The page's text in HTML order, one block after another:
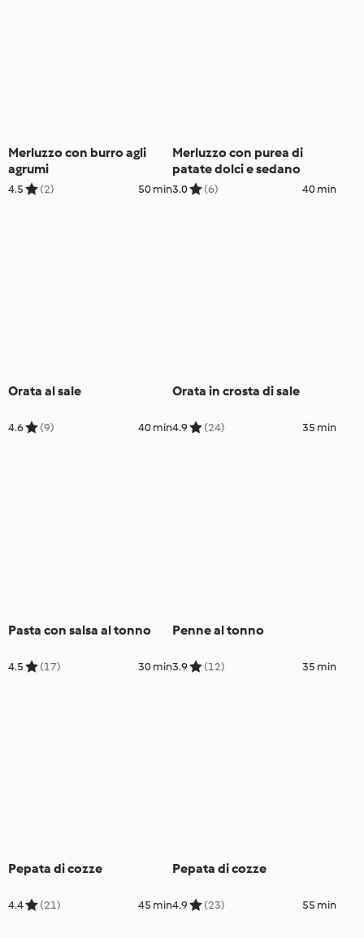
Merluzzo con burro agli
agrumi
4.5 (2) 50 min
Merluzzo con purea di
patate dolci e sedano
3.0 (6) 40 min
Orata al sale
4.6 (9) 40 min
Orata in crosta di sale
4.9 (24) 35 min
Pasta con salsa al tonno
4.5 (17) 30 min
Penne al tonno
3.9 (12) 35 min
Pepata di cozze
4.4 (21) 45 min
Pepata di cozze
4.9 (23) 55 min